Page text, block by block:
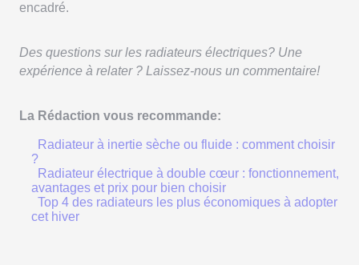
encadré.
Des questions sur les radiateurs électriques? Une
expérience à relater ? Laissez-nous un commentaire!
La Rédaction vous recommande:
Radiateur à inertie sèche ou fluide : comment choisir
?
Radiateur électrique à double cœur : fonctionnement,
avantages et prix pour bien choisir
Top 4 des radiateurs les plus économiques à adopter
cet hiver